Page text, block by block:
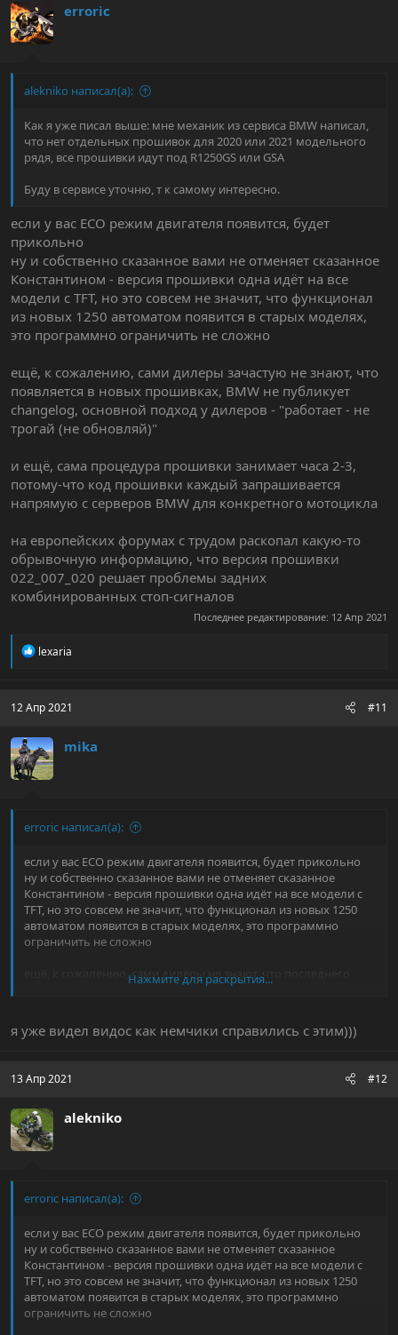
erroric
alekniko написал(а):
Как я уже писал выше: мне механик из сервиса BMW написал,
что нет отдельных прошивок для 2020 или 2021 модельного
рядя, все прошивки идут под R1250GS или GSA
Буду в сервисе уточню, т к самому интересно.
если у вас ECO режим двигателя появится, будет
прикольно
ну и собственно сказанное вами не отменяет сказанное
Константином - версия прошивки одна идёт на все
модели с TFT, но это совсем не значит, что функционал
из новых 1250 автоматом появится в старых моделях,
это программно ограничить не сложно
ещё, к сожалению, сами дилеры зачастую не знают, что
появляется в новых прошивках, BMW не публикует
changelog, основной подход у дилеров - "работает - не
трогай (не обновляй)"
и ещё, сама процедура прошивки занимает часа 2-3,
потому-что код прошивки каждый запрашивается
напрямую с серверов BMW для конкретного мотоцикла
на европейских форумах с трудом раскопал какую-то
обрывочную информацию, что версия прошивки
022_007_020 решает проблемы задних
комбинированных стоп-сигналов
Последнее редактирование: 12 Апр 2021
Р
ц
и
:
lexaria
12 Апр 2021 #11
mika
erroric написал(а):
если у вас ECO режим двигателя появится, будет прикольно
ну и собственно сказанное вами не отменяет сказанное
Константином - версия прошивки одна идёт на все модели с
TFT, но это совсем не значит, что функционал из новых 1250
автоматом появится в старых моделях, это программно
ограничить не сложно
ещё, к сожалению, сами дилеры не знают, что последнего
появляется в новых прошивках, BMW не публикует changelog,
серверов BMW для конкретного мотоцикла
на европейских форумах с трудом раскопал какую-то
обрывочную информацию, что версия прошивки 022_007_020
решает проблемы задних комбинированных стоп-сигналов
Нажмите для раскрытия...
я уже видел видос как немчики справились с этим)))
13 Апр 2021 #12
alekniko
erroric написал(а):
если у вас ECO режим двигателя появится, будет прикольно
ну и собственно сказанное вами не отменяет сказанное
Константином - версия прошивки одна идёт на все модели с
TFT, но это совсем не значит, что функционал из новых 1250
автоматом появится в старых моделях, это программно
ограничить не сложно